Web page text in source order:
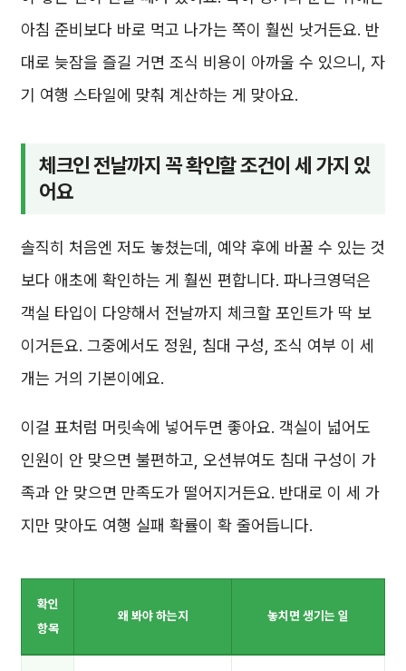
아침 준비보다 바로 먹고 나가는 쪽이 훨씬 낫거든요. 반
대로 늦잠을 즐길 거면 조식 비용이 아까울 수 있으니, 자
기 여행 스타일에 맞춰 계산하는 게 맞아요.
체크인 전날까지 꼭 확인할 조건이 세 가지 있
어요
솔직히 처음엔 저도 놓쳤는데, 예약 후에 바꿀 수 있는 것
보다 애초에 확인하는 게 훨씬 편합니다. 파나크영덕은
객실 타입이 다양해서 전날까지 체크할 포인트가 딱 보
이거든요. 그중에서도 정원, 침대 구성, 조식 여부 이 세
개는 거의 기본이에요.
이걸 표처럼 머릿속에 넣어두면 좋아요. 객실이 넓어도
인원이 안 맞으면 불편하고, 오션뷰여도 침대 구성이 가
족과 안 맞으면 만족도가 떨어지거든요. 반대로 이 세 가
지만 맞아도 여행 실패 확률이 확 줄어듭니다.
확인
항목
왜 봐야 하는지 놓치면 생기는 일